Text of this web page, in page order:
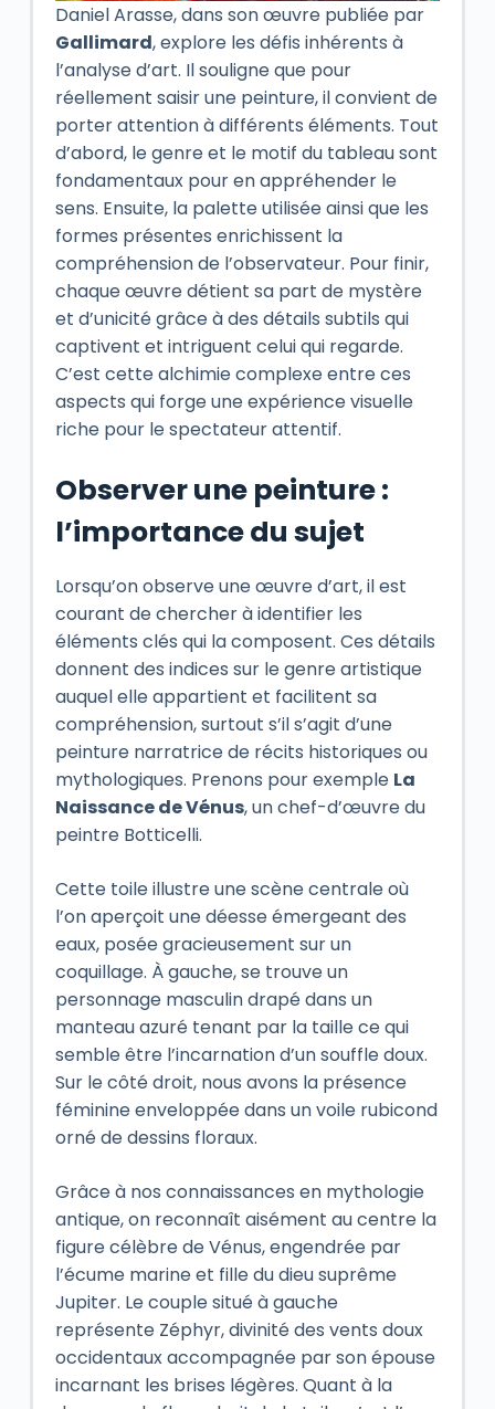
Daniel Arasse, dans son œuvre publiée par
Gallimard, explore les défis inhérents à
l’analyse d’art. Il souligne que pour
réellement saisir une peinture, il convient de
porter attention à différents éléments. Tout
d’abord, le genre et le motif du tableau sont
fondamentaux pour en appréhender le
sens. Ensuite, la palette utilisée ainsi que les
formes présentes enrichissent la
compréhension de l’observateur. Pour finir,
chaque œuvre détient sa part de mystère
et d’unicité grâce à des détails subtils qui
captivent et intriguent celui qui regarde.
C’est cette alchimie complexe entre ces
aspects qui forge une expérience visuelle
riche pour le spectateur attentif.
Observer une peinture :
l’importance du sujet
Lorsqu’on observe une œuvre d’art, il est
courant de chercher à identifier les
éléments clés qui la composent. Ces détails
donnent des indices sur le genre artistique
auquel elle appartient et facilitent sa
compréhension, surtout s’il s’agit d’une
peinture narratrice de récits historiques ou
mythologiques. Prenons pour exemple La
Naissance de Vénus, un chef-d’œuvre du
peintre Botticelli.
Cette toile illustre une scène centrale où
l’on aperçoit une déesse émergeant des
eaux, posée gracieusement sur un
coquillage. À gauche, se trouve un
personnage masculin drapé dans un
manteau azuré tenant par la taille ce qui
semble être l’incarnation d’un souffle doux.
Sur le côté droit, nous avons la présence
féminine enveloppée dans un voile rubicond
orné de dessins floraux.
Grâce à nos connaissances en mythologie
antique, on reconnaît aisément au centre la
figure célèbre de Vénus, engendrée par
l’écume marine et fille du dieu suprême
Jupiter. Le couple situé à gauche
représente Zéphyr, divinité des vents doux
occidentaux accompagnée par son épouse
incarnant les brises légères. Quant à la